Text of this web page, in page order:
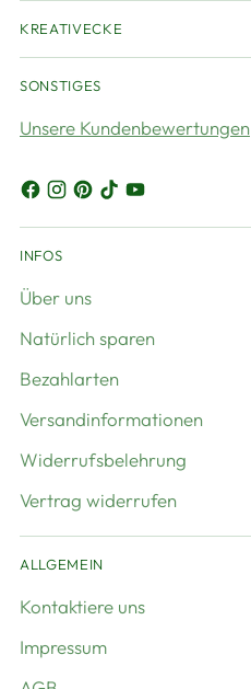
KREATIVECKE
SONSTIGES
Unsere Kundenbewertungen
INFOS
Über uns
Natürlich sparen
Bezahlarten
Versandinformationen
Widerrufsbelehrung
Vertrag widerrufen
ALLGEMEIN
Kontaktiere uns
Impressum